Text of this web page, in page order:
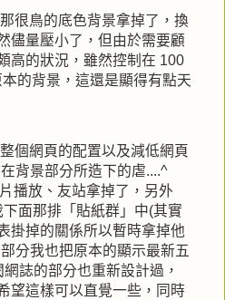
很鳥的底色背景拿掉了，換
儘量壓小了，但由於需要顧
高的狀況，雖然控制在 100
的背景，這還是顯得有點天
個網頁的配置以及減低網頁
背景部分所造下的虐....^
播放、友站拿掉了，另外
面那排「貼紙群」中(其實
掛掉的關係所以暫時拿掉他
分我也把原本的顯示最新五
誌的部分也重新設計過，
望這樣可以直覺一些，同時